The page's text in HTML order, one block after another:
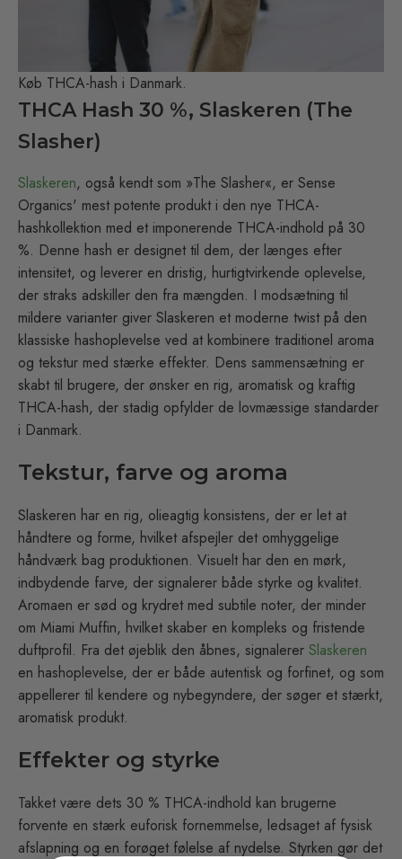
Køb THCA-hash i Danmark.
THCA Hash 30 %, Slaskeren (The
Slasher)
Slaskeren, også kendt som »The Slasher«, er Sense
Organics' mest potente produkt i den nye THCA-
hashkollektion med et imponerende THCA-indhold på 30
%. Denne hash er designet til dem, der længes efter
intensitet, og leverer en dristig, hurtigtvirkende oplevelse,
der straks adskiller den fra mængden. I modsætning til
mildere varianter giver Slaskeren et moderne twist på den
klassiske hashoplevelse ved at kombinere traditionel aroma
og tekstur med stærke effekter. Dens sammensætning er
skabt til brugere, der ønsker en rig, aromatisk og kraftig
THCA-hash, der stadig opfylder de lovmæssige standarder
i Danmark.
Tekstur, farve og aroma
Slaskeren har en rig, olieagtig konsistens, der er let at
håndtere og forme, hvilket afspejler det omhyggelige
håndværk bag produktionen. Visuelt har den en mørk,
indbydende farve, der signalerer både styrke og kvalitet.
Aromaen er sød og krydret med subtile noter, der minder
om Miami Muffin, hvilket skaber en kompleks og fristende
duftprofil. Fra det øjeblik den åbnes, signalerer Slaskeren
en hashoplevelse, der er både autentisk og forfinet, og som
appellerer til kendere og nybegyndere, der søger et stærkt,
aromatisk produkt.
Effekter og styrke
Takket være dets 30 % THCA-indhold kan brugerne
forvente en stærk euforisk fornemmelse, ledsaget af fysisk
afslapning og en forøget følelse af nydelse. Styrken gør det